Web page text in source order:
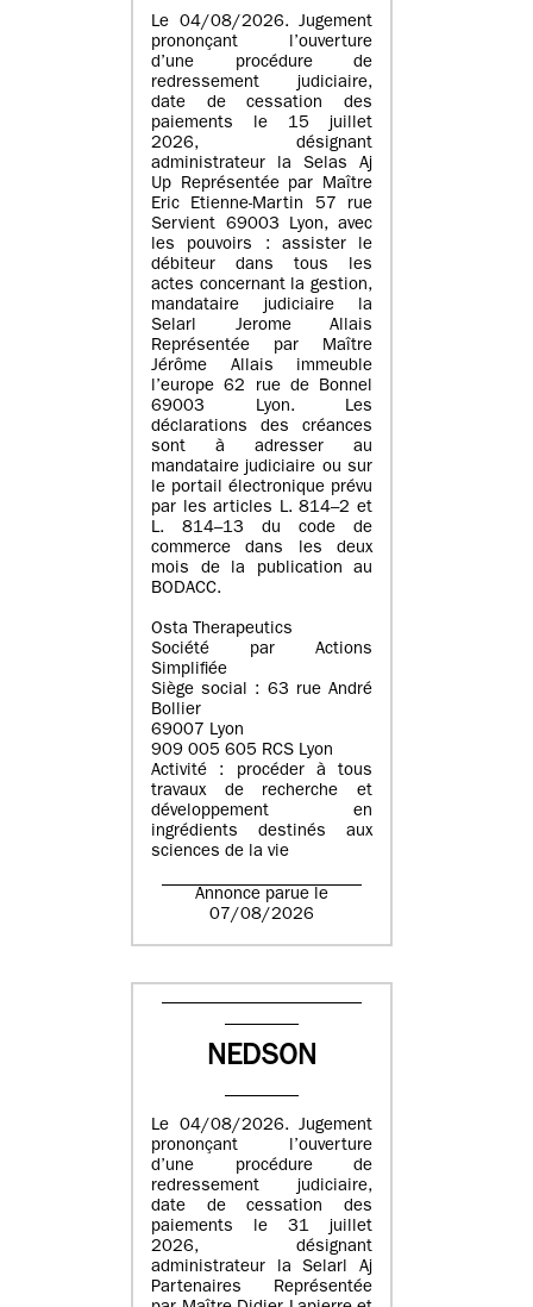
Le 04/08/2026. Jugement
prononçant l’ouverture
d’une procédure de
redressement judiciaire,
date de cessation des
paiements le 15 juillet
2026, désignant
administrateur la Selas Aj
Up Représentée par Maître
Eric Etienne-Martin 57 rue
Servient 69003 Lyon, avec
les pouvoirs : assister le
débiteur dans tous les
actes concernant la gestion,
mandataire judiciaire la
Selarl Jerome Allais
Représentée par Maître
Jérôme Allais immeuble
l’europe 62 rue de Bonnel
69003 Lyon. Les
déclarations des créances
sont à adresser au
mandataire judiciaire ou sur
le portail électronique prévu
par les articles L. 814–2 et
L. 814–13 du code de
commerce dans les deux
mois de la publication au
BODACC.
Osta Therapeutics
Société par Actions
Simplifiée
Siège social : 63 rue André
Bollier
69007 Lyon
909 005 605 RCS Lyon
Activité : procéder à tous
travaux de recherche et
développement en
ingrédients destinés aux
sciences de la vie
Annonce parue le
07/08/2026
NEDSON
Le 04/08/2026. Jugement
prononçant l’ouverture
d’une procédure de
redressement judiciaire,
date de cessation des
paiements le 31 juillet
2026, désignant
administrateur la Selarl Aj
Partenaires Représentée